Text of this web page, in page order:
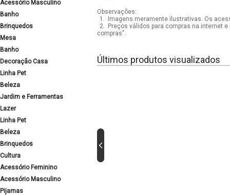
Acessório Masculino
Banho
Brinquedos
Mesa
Banho
Decoração Casa
Linha Pet
Beleza
Jardim e Ferramentas
Lazer
Linha Pet
Beleza
Brinquedos
Cultura
Acessório Feminino
Acessório Masculino
Pijamas
Observações:
1.
Imagens meramente ilustrativas. Os
2.
Preços válidos para compras na internet
compras".
Últimos produtos visualizados